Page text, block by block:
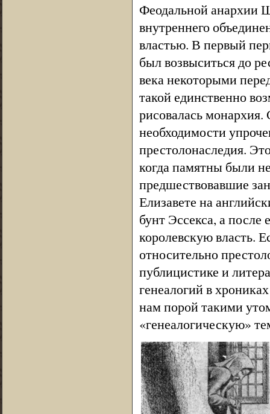
Феодальной анархии
внутреннего
властью. В первый
был возвыситься до
века некоторыми
такой единственно
рисовалась
необходимости
престолонаследия.
когда памятны были
предшествовавшие
Елизавете на
бунт Эссекса, а после
королевскую власть.
относительно
публицистике и
генеалогий в
нам порой такими
«генеалогическую»